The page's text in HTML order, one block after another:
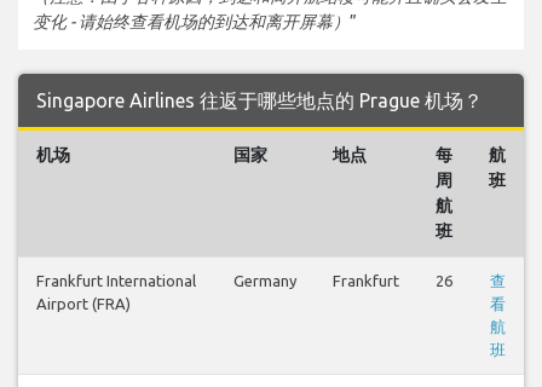
变化 - 请始终查看机场的到达和离开屏幕） ”
Singapore Airlines 往返于哪些地点的 Prague 机场？
机场 国家 地点
每
周
航
班
航
班
Frankfurt International
Airport (FRA)
Germany Frankfurt 26
查
看
航
班